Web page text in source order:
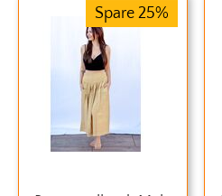
Spare 25%